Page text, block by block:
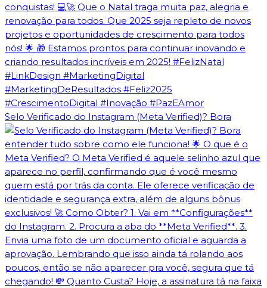
Selo Verificado do Instagram (Meta Verified)? Bora